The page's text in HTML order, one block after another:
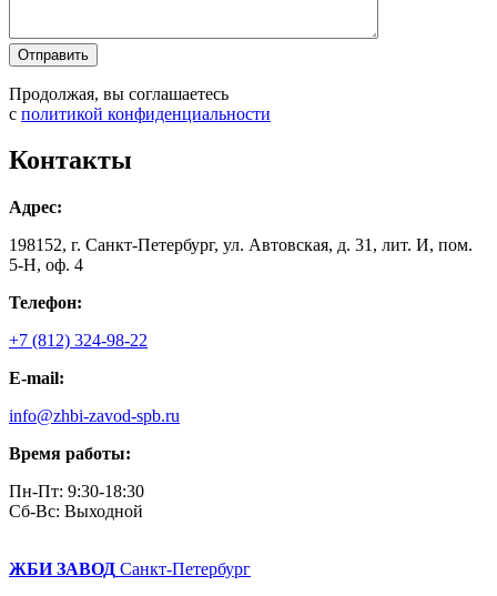
Продолжая, вы соглашаетесь
с политикой конфиденциальности
Контакты
Адрес:
198152, г. Санкт-Петербург, ул. Автовская, д. 31, лит. И, пом.
5-Н, оф. 4
Телефон:
+7 (812) 324-98-22
E-mail:
info@zhbi-zavod-spb.ru
Время работы:
Пн-Пт: 9:30-18:30
Cб-Вс: Выходной
ЖБИ ЗАВОД Санкт-Петербург